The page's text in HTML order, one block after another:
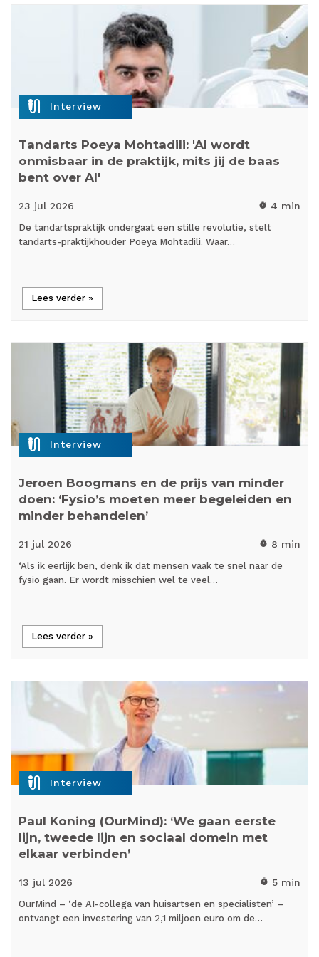
mic_external_on Interview
Tandarts Poeya Mohtadili: 'AI wordt
onmisbaar in de praktijk, mits jij de baas
bent over AI'
23 jul 2026 timer 4 min
De tandartspraktijk ondergaat een stille revolutie, stelt
tandarts-praktijkhouder Poeya Mohtadili. Waar…
Lees verder »
mic_external_on Interview
Jeroen Boogmans en de prijs van minder
doen: ‘Fysio’s moeten meer begeleiden en
minder behandelen’
21 jul 2026 timer 8 min
‘Als ik eerlijk ben, denk ik dat mensen vaak te snel naar de
fysio gaan. Er wordt misschien wel te veel…
Lees verder »
mic_external_on Interview
Paul Koning (OurMind): ‘We gaan eerste
lijn, tweede lijn en sociaal domein met
elkaar verbinden’
13 jul 2026 timer 5 min
OurMind – ‘de AI-collega van huisartsen en specialisten’ –
ontvangt een investering van 2,1 miljoen euro om de…